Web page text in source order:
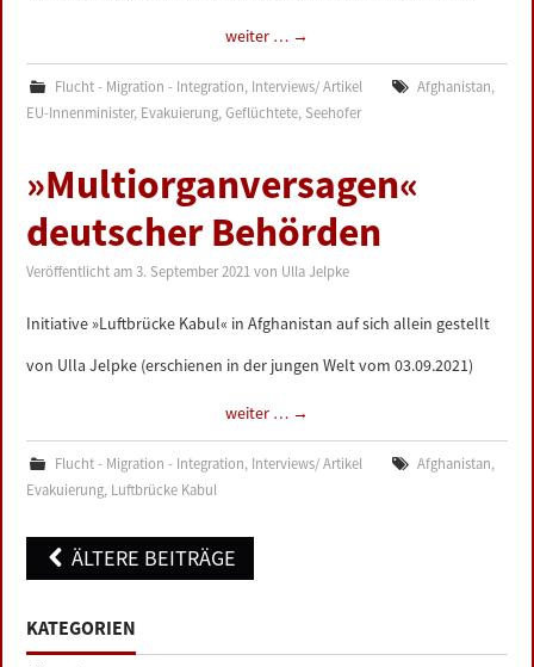
weiter … →
Flucht - Migration - Integration, Interviews/ Artikel Afghanistan,
EU-Innenminister, Evakuierung,Geflüchtete, Seehofer
»Multiorganversagen«
deutscher Behörden
Veröffentlicht am3. September 2021 von Ulla Jelpke
Initiative »Luftbrücke Kabul« in Afghanistan auf sich allein gestellt
von Ulla Jelpke (erschienen in der jungen Welt vom 03.09.2021)
weiter … →
Flucht - Migration - Integration, Interviews/ Artikel Afghanistan,
Evakuierung, Luftbrücke Kabul
Post
navigation
ÄLTERE BEITRÄGE
KATEGORIEN